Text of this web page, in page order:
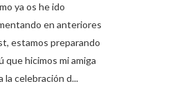
ya os he ido
en anteriores
estamos preparando
que hicimos mi amiga
la celebración d...